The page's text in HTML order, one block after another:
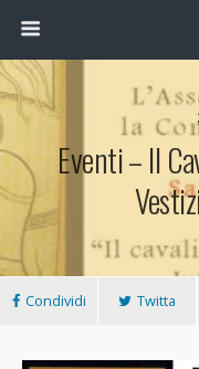
Eventi – Il
Condividi Twitta